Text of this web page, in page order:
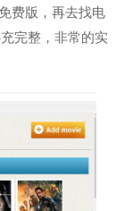
费版，再去找电
完整，非常的实